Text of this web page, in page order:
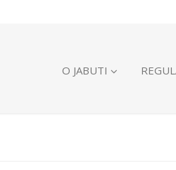
O JABUTI